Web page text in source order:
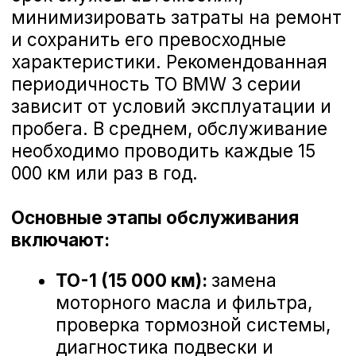
Замена стоек стабилизатора BMW 3 серии
Замена втулок стабилизатора BMW 3 серии
Замена амортизатора подвески BMW 3 серии
Замена жидкости ГУР BMW 3 серии
Гарантирует безопасность на
дороге.
Запишитесь на ТО BMW 3 серии в
Курске
Доверьте обслуживание своего
автомобиля профессионалам, чтобы
наслаждаться каждым километром
пути. Официальное ТО BMW 3 серии
— это уверенность в надежной
работе вашего автомобиля и
удовольствие от вождения. С BMW 3
открытиям!